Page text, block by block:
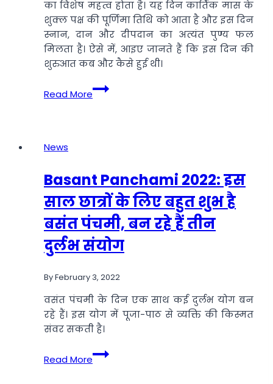
का विशेष महत्व होता है। यह दिन कार्तिक मास के
शुक्ल पक्ष की पूर्णिमा तिथि को आता है और इस दिन
स्नान, दान और दीपदान का अत्यंत पुण्य फल
मिलता है। ऐसे में, आइए जानते हैं कि इस दिन की
शुरुआत कब और कैसे हुई थी।
Read More
Kartik
Purnima
है
कार्तिक
पूर्णिमा?
जानें
कब
और
हुई
थी
इसकी
शुरुआत
News
Basant Panchami 2022: इस
साल छात्रों के लिए बहुत शुभ है
बसंत पंचमी, बन रहे हैं तीन
दुर्लभ संयोग
ByFebruary 3, 2022
वसंत पंचमी के दिन एक साथ कई दुर्लभ योग बन
रहे हैं। इस योग में पूजा-पाठ से व्यक्ति की किस्मत
संवर सकती है।
Read More
Basant
Panchami